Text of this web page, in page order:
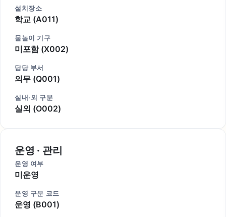
설치장소
학교 (A011)
물놀이 기구
미포함 (X002)
담당 부서
의무 (Q001)
실내·외 구분
실외 (O002)
운영 · 관리
운영 여부
미운영
운영 구분 코드
운영 (B001)